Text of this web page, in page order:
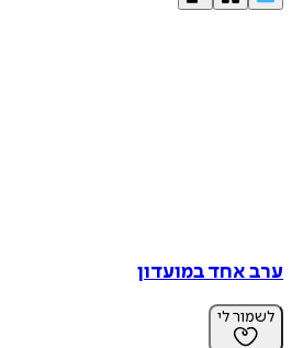
ערב אחד במועדון
לשמור לי